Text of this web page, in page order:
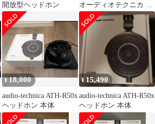
開放型ヘッドホン
オーディオテクニカ プ
ロフェッショナルオー
プンバックリファレン
スヘッドホン ATH-
R70X
¥18,000
audio-technica ATH-R50x
ヘッドホン 本体
¥ 15,490
audio-technica ATH-R50x
ヘッドホン 本体